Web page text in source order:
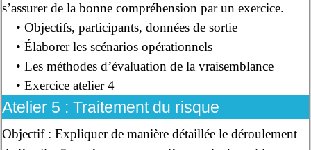
s’assurer de la bonne compréhension par un exercice.
• Objectifs, participants, données de sortie
• Élaborer les scénarios opérationnels
• Les méthodes d’évaluation de la vraisemblance
• Exercice atelier 4
Atelier 5 : Traitement du risque
Objectif : Expliquer de manière détaillée le déroulement